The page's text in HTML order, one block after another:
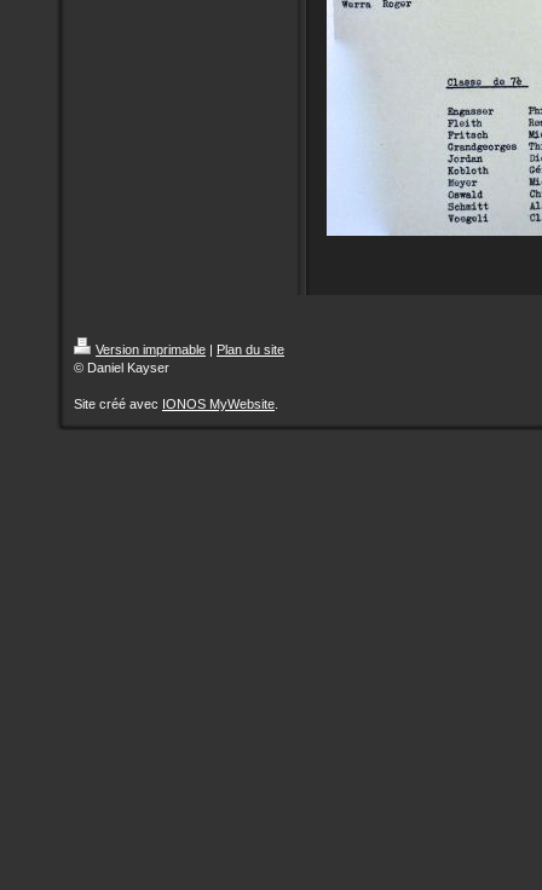
Version imprimable | Plan du site
© Daniel Kayser
Site créé avec IONOS MyWebsite